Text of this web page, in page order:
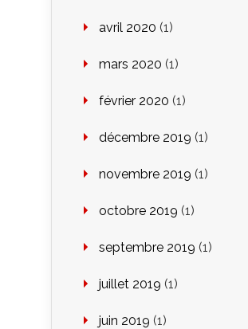
avril 2020 (1)
mars 2020 (1)
février 2020 (1)
décembre 2019 (1)
novembre 2019 (1)
octobre 2019 (1)
septembre 2019 (1)
juillet 2019 (1)
juin 2019 (1)